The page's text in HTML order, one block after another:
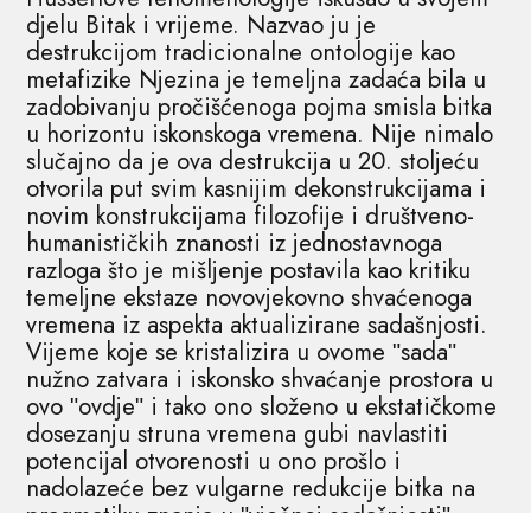
djelu Bitak i vrijeme. Nazvao ju je
destrukcijom tradicionalne ontologije kao
metafizike Njezina je temeljna zadaća bila u
zadobivanju pročišćenoga pojma smisla bitka
u horizontu iskonskoga vremena. Nije nimalo
slučajno da je ova destrukcija u 20. stoljeću
otvorila put svim kasnijim dekonstrukcijama i
novim konstrukcijama filozofije i društveno-
humanističkih znanosti iz jednostavnoga
razloga što je mišljenje postavila kao kritiku
temeljne ekstaze novovjekovno shvaćenoga
vremena iz aspekta aktualizirane sadašnjosti.
Vijeme koje se kristalizira u ovome ʺsadaʺ
nužno zatvara i iskonsko shvaćanje prostora u
ovo ʺovdjeʺ i tako ono složeno u ekstatičkome
dosezanju struna vremena gubi navlastiti
potencijal otvorenosti u ono prošlo i
nadolazeće bez vulgarne redukcije bitka na